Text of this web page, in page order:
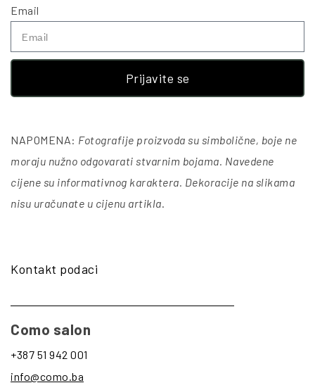
Email
Prijavite se
NAPOMENA: Fotografije proizvoda su simbolične, boje ne
moraju nužno odgovarati stvarnim bojama. Navedene
cijene su informativnog karaktera. Dekoracije na slikama
nisu uračunate u cijenu artikla
Kontakt podaci
Como salon
+387 51 942 001
info@como.ba